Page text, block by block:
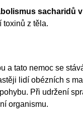
sacharidů
toxinů z těla.
a tato nemoc se
lidí obézních s
Při udržení
organismu.